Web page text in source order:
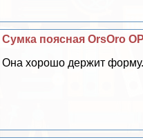
Сумка поясная OrsOro
Она хорошо держит